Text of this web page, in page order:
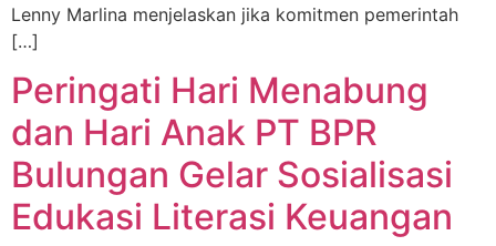
Lenny Marlina menjelaskan jika komitmen pemerintah
[…]
Peringati Hari Menabung
dan Hari Anak PT BPR
Bulungan Gelar Sosialisasi
Edukasi Literasi Keuangan